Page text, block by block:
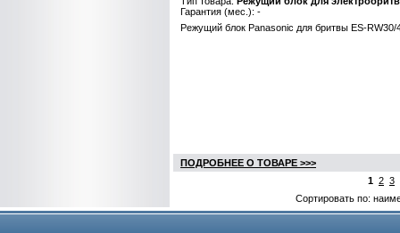
Гарантия (мес.): -
Режущий блок Panasonic для бритвы ES-RW30/
ПОДРОБНЕЕ О ТОВАРЕ >>>
1 2 3
Сортировать по: